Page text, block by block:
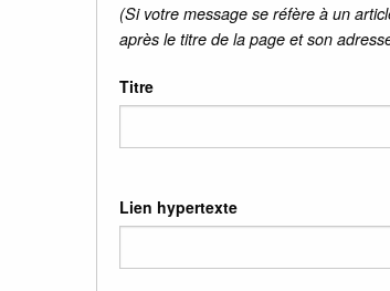
(Si votre message se réfère à un
après le titre de la page et son
Titre
Lien hypertexte